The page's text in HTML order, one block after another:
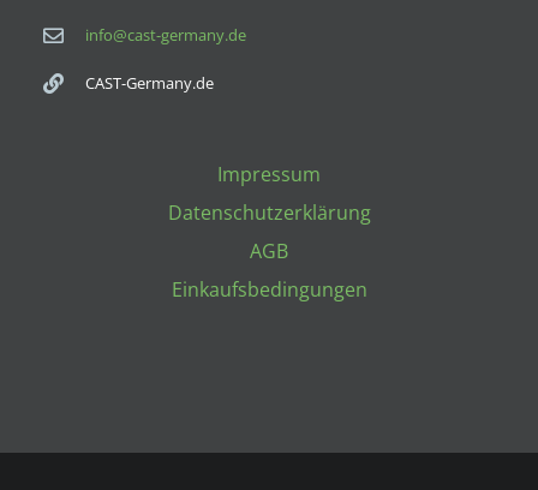
info@cast-germany.de
CAST-Germany.de
Impressum
Datenschutzerklärung
AGB
Einkaufsbedingungen